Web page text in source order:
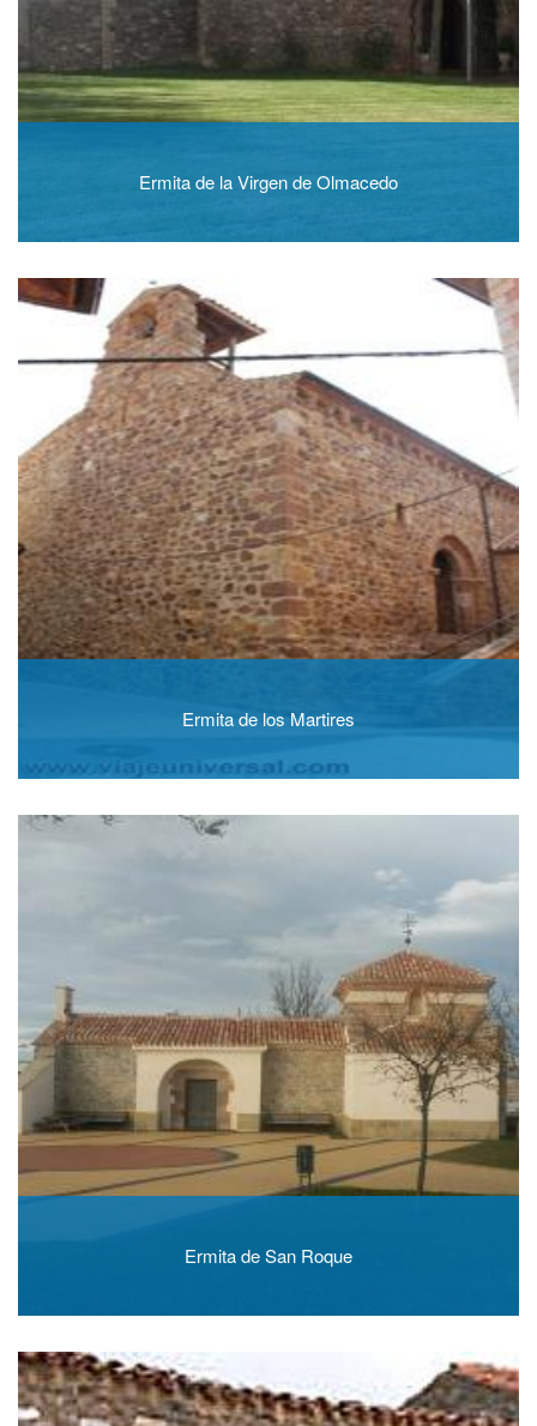
Ermita de la Virgen de Olmacedo
Ermita de los Martires
Ermita de San Roque